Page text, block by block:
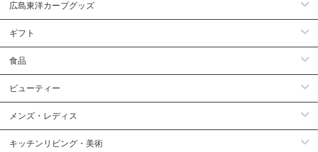
広島東洋カープグッズ
ギフト
食品
ビューティー
メンズ・レディス
キッチンリビング・美術